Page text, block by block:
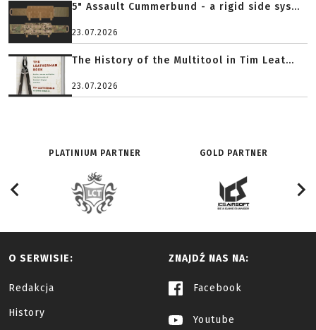
5" Assault Cummerbund - a rigid side sys...
23.07.2026
The History of the Multitool in Tim Leat...
23.07.2026
PLATINIUM PARTNER GOLD PARTNER
O SERWISIE:
Redakcja
History
ZNAJDŹ NAS NA:
Facebook
Youtube